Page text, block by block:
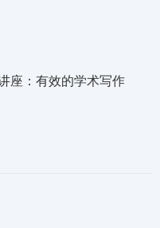
座：有效的学术写作